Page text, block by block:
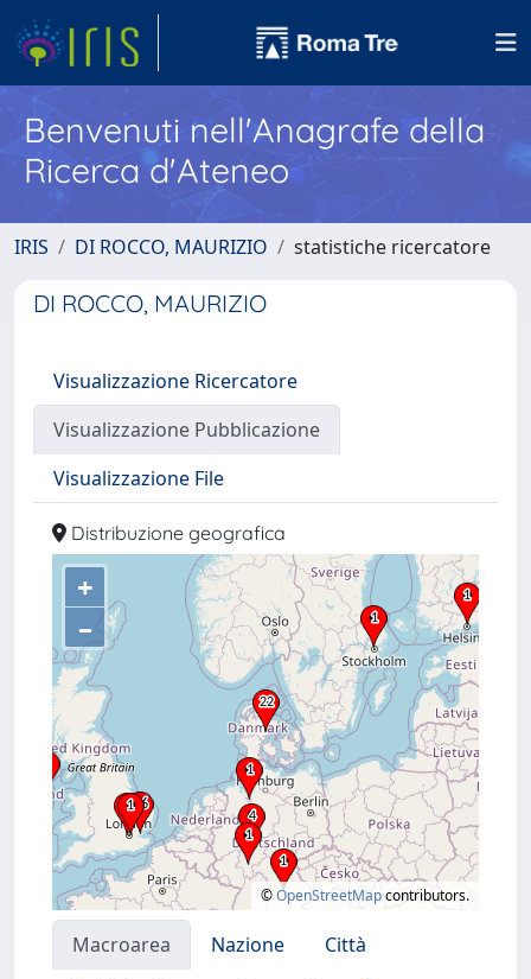
Benvenuti nell'Anagrafe della
Ricerca d'Ateneo
IRIS DI ROCCO, MAURIZIO statistiche ricercatore
DI ROCCO, MAURIZIO
Visualizzazione Ricercatore
Visualizzazione Pubblicazione
Visualizzazione File
Distribuzione geografica
+
–
©OpenStreetMapcontributors.
Macroarea Nazione
Città